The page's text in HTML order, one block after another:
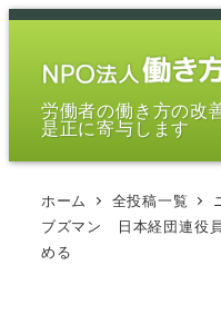
メ
労働者の働き方の改
是正に寄与します
ホーム 全投稿一覧
ブズマン 日本経団連役
める